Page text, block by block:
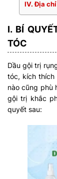
IV. Địa
I. BÍ
TÓC
Dầu gội trị
tóc, kích thích
nào cũng phù
gội trị khắc
quyết sau: